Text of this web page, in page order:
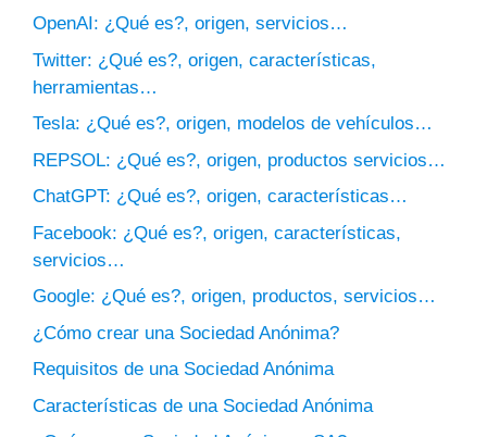
OpenAI: ¿Qué es?, origen, servicios…
Twitter: ¿Qué es?, origen, características,
herramientas…
Tesla: ¿Qué es?, origen, modelos de vehículos…
REPSOL: ¿Qué es?, origen, productos servicios…
ChatGPT: ¿Qué es?, origen, características…
Facebook: ¿Qué es?, origen, características,
servicios…
Google: ¿Qué es?, origen, productos, servicios…
¿Cómo crear una Sociedad Anónima?
Requisitos de una Sociedad Anónima
Características de una Sociedad Anónima